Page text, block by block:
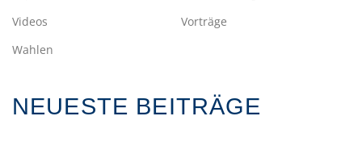
Videos
Vorträge
Wahlen
NEUESTE BEITRÄGE